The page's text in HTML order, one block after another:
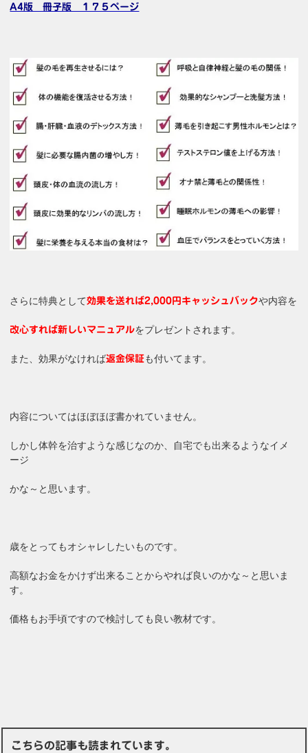
A4版 冊子版 １７５ページ
さらに特典として効果を送れば2,000円キャッシュバックや内容を
改心すれば新しいマニュアルをプレゼントされます。
また、効果がなければ返金保証も付いてます。
内容についてはほぼほぼ書かれていません。
しかし体幹を治すような感じなのか、自宅でも出来るようなイメ
ージ
かな～と思います。
歳をとってもオシャレしたいものです。
高額なお金をかけず出来ることからやれば良いのかな～と思いま
す。
価格もお手頃ですので検討しても良い教材です。
こちらの記事も読まれています。